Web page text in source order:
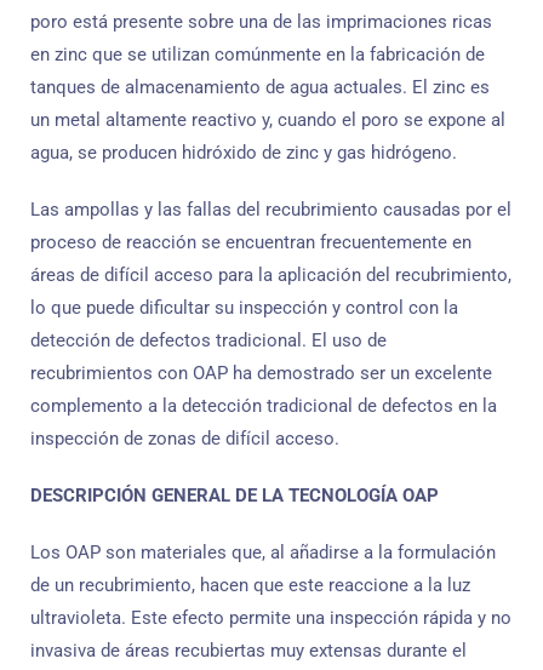
poro está presente sobre una de las imprimaciones ricas
en zinc que se utilizan comúnmente en la fabricación de
tanques de almacenamiento de agua actuales. El zinc es
un metal altamente reactivo y, cuando el poro se expone al
agua, se producen hidróxido de zinc y gas hidrógeno.
Las ampollas y las fallas del recubrimiento causadas por el
proceso de reacción se encuentran frecuentemente en
áreas de difícil acceso para la aplicación del recubrimiento,
lo que puede dificultar su inspección y control con la
detección de defectos tradicional. El uso de
recubrimientos con OAP ha demostrado ser un excelente
complemento a la detección tradicional de defectos en la
inspección de zonas de difícil acceso.
DESCRIPCIÓN GENERAL DE LA TECNOLOGÍA OAP
Los OAP son materiales que, al añadirse a la formulación
de un recubrimiento, hacen que este reaccione a la luz
ultravioleta. Este efecto permite una inspección rápida y no
invasiva de áreas recubiertas muy extensas durante el